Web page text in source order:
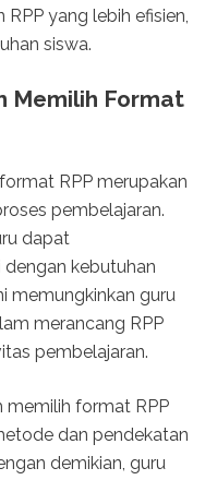
yang lebih efisien,
siswa.
Memilih Format
RPP merupakan
pembelajaran.
dapat
dengan kebutuhan
memungkinkan guru
merancang RPP
pembelajaran.
memilih format RPP
dan pendekatan
demikian, guru